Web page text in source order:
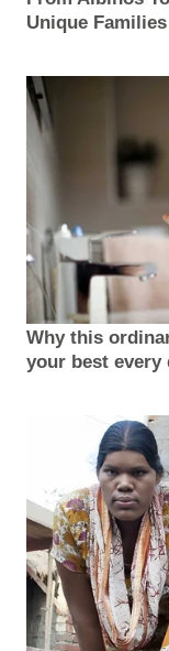
Unique Families
Why this
your best every